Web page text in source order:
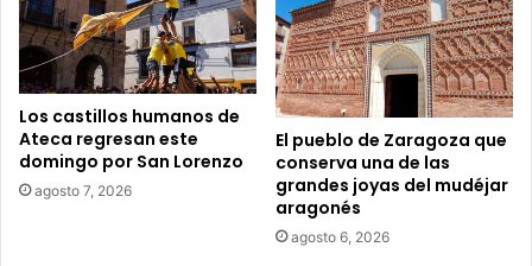
i
c
Los castillos humanos de
Ateca regresan este
domingo por San Lorenzo
agosto 7, 2026
El pueblo de Zaragoza que
conserva una de las
grandes joyas del mudéjar
aragonés
agosto 6, 2026